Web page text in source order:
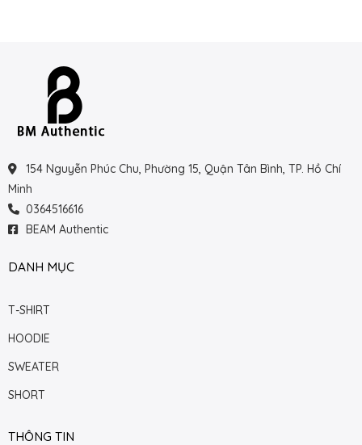
154 Nguyễn Phúc Chu, Phường 15, Quận Tân Bình, TP. Hồ Chí
Minh
0364516616
BEAM Authentic
DANH MỤC
T-SHIRT
HOODIE
SWEATER
SHORT
THÔNG TIN